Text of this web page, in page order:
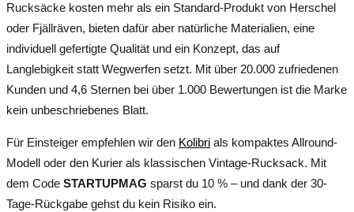
Rucksäcke kosten mehr als ein Standard-Produkt von Herschel
oder Fjällräven, bieten dafür aber natürliche Materialien, eine
individuell gefertigte Qualität und ein Konzept, das auf
Langlebigkeit statt Wegwerfen setzt. Mit über 20.000 zufriedenen
Kunden und 4,6 Sternen bei über 1.000 Bewertungen ist die Marke
kein unbeschriebenes Blatt.
Für Einsteiger empfehlen wir den Kolibri als kompaktes Allround-
Modell oder den Kurier als klassischen Vintage-Rucksack. Mit
dem Code STARTUPMAG sparst du 10 % – und dank der 30-
Tage-Rückgabe gehst du kein Risiko ein.